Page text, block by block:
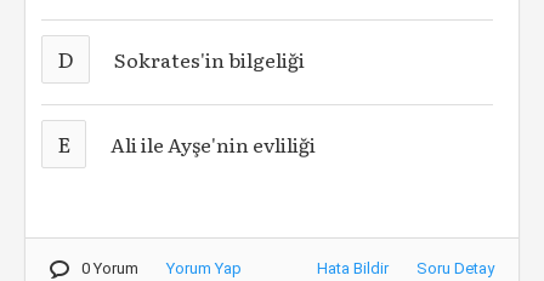
D Sokrates'in bilgeliği
E Ali ile Ayşe'nin evliliği
0 Yorum Yorum Yap Hata Bildir Soru Detay